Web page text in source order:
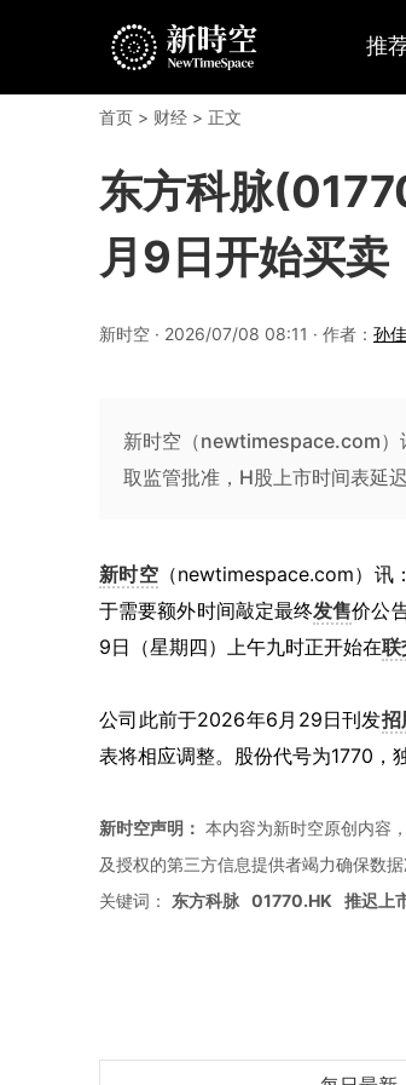
推
首页 > 财经 > 正文
东方科脉
月9日开始买卖
新时空 · 2026/07/08 08:11 · 作者： 孙
新时空（newtimespace.com）
取监管批准，H股上市时间表延
新时空（newtimespace.com）讯
于需要额外时间敲定最终发售价公
9日（星期四）上午九时正开始在联
公司此前于2026年6月29日刊发招
表将相应调整。股份代号为1770，
新时空声明： 本内容为新时空原创内容
及授权的第三方信息提供者竭力确保数
关键词：
东方科脉 01770.HK 推迟上